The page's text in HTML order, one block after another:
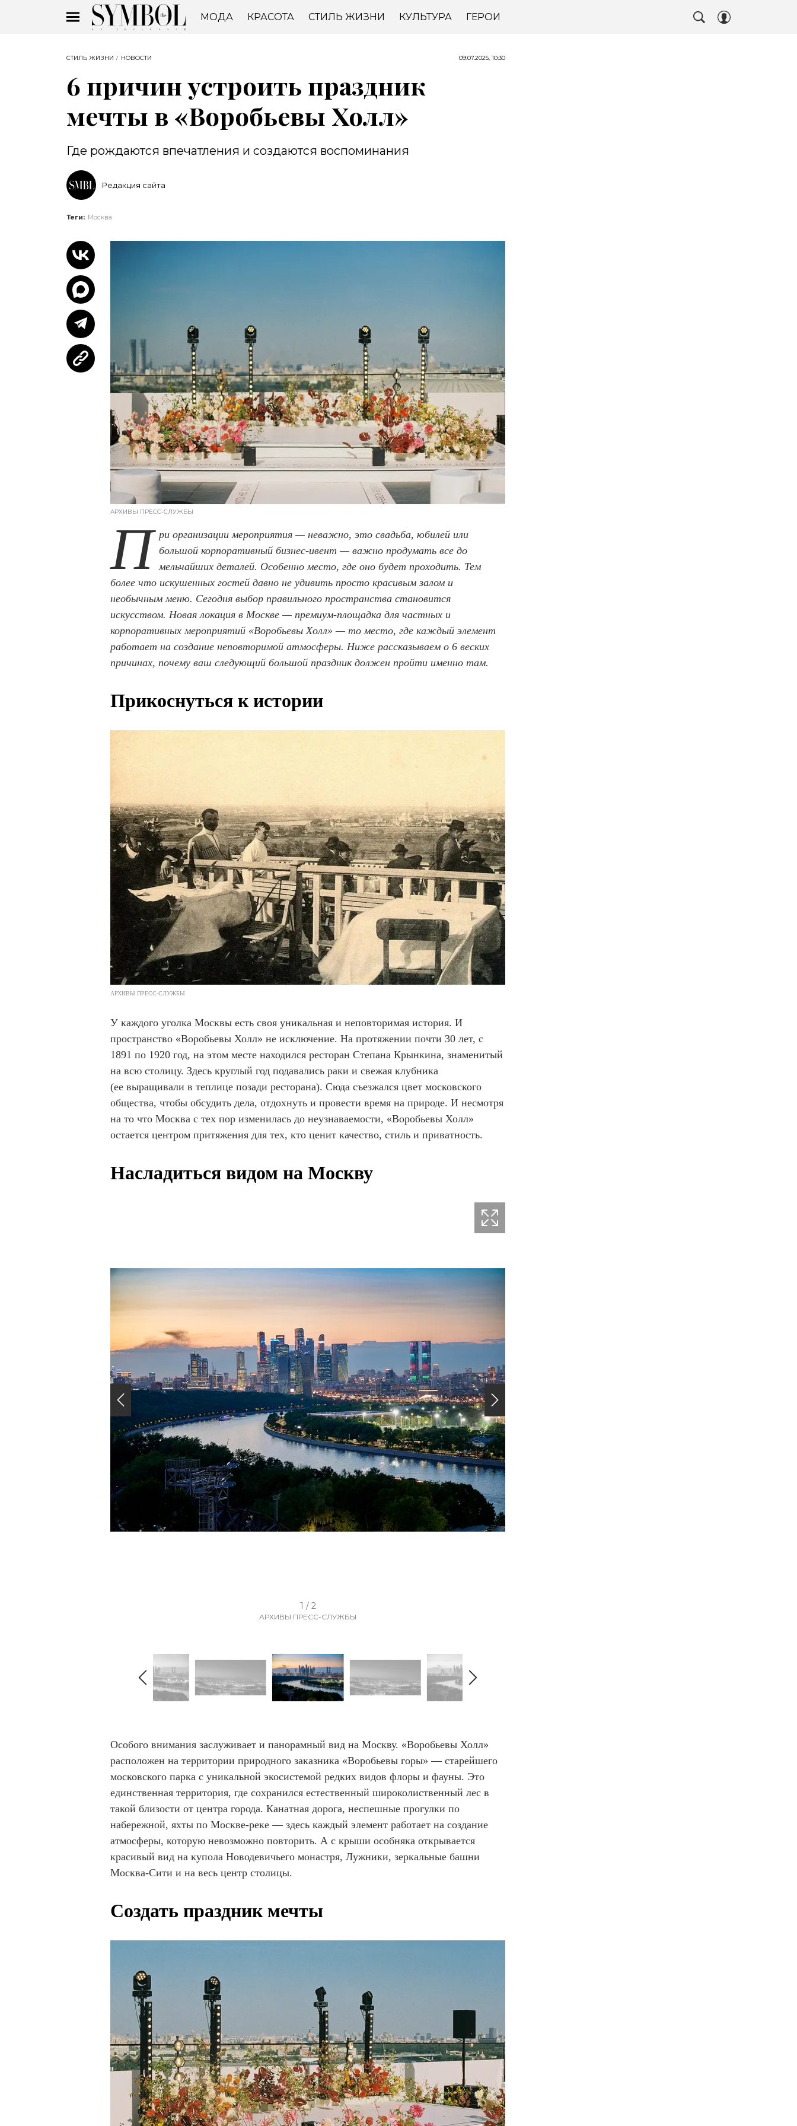
МОДА КРАСОТА СТИЛЬ ЖИЗНИ КУЛЬТУРА ГЕРОИ
СТИЛЬ ЖИЗНИ НОВОСТИ 09.07.2025, 10:30
6 причин устроить праздник
мечты в «Воробьевы Холл»
Где рождаются впечатления и создаются воспоминания
Редакция сайта
Теги: Москва
АРХИВЫ ПРЕСС-СЛУЖБЫ
П ри организации мероприятия — неважно, это свадьба, юбилей или
большой корпоративный бизнес-ивент — важно продумать все до
мельчайших деталей. Особенно место, где оно будет проходить. Тем
более что искушенных гостей давно не удивить просто красивым залом и
необычным меню. Сегодня выбор правильного пространства становится
искусством. Новая локация в Москве — премиум-площадка для частных и
корпоративных мероприятий «Воробьевы Холл» — то место, где каждый элемент
работает на создание неповторимой атмосферы. Ниже рассказываем о 6 веских
причинах, почему ваш следующий большой праздник должен пройти именно там.
Прикоснуться к истории
АРХИВЫ ПРЕСС-СЛУЖБЫ
У каждого уголка Москвы есть своя уникальная и неповторимая история. И
пространство «Воробьевы Холл» не исключение. На протяжении почти 30 лет, с
1891 по 1920 год, на этом месте находился ресторан Степана Крынкина, знаменитый
на всю столицу. Здесь круглый год подавались раки и свежая клубника
(ее выращивали в теплице позади ресторана). Сюда съезжался цвет московского
общества, чтобы обсудить дела, отдохнуть и провести время на природе. И несмотря
на то что Москва с тех пор изменилась до неузнаваемости, «Воробьевы Холл»
остается центром притяжения для тех, кто ценит качество, стиль и приватность.
Насладиться видом на Москву
1 / 2
АРХИВЫ ПРЕСС-СЛУЖБЫ
Особого внимания заслуживает и панорамный вид на Москву. «Воробьевы Холл»
расположен на территории природного заказника «Воробьевы горы» — старейшего
московского парка с уникальной экосистемой редких видов флоры и фауны. Это
единственная территория, где сохранился естественный широколиственный лес в
такой близости от центра города. Канатная дорога, неспешные прогулки по
набережной, яхты по Москве-реке — здесь каждый элемент работает на создание
атмосферы, которую невозможно повторить. А с крыши особняка открывается
красивый вид на купола Новодевичьего монастря, Лужники, зеркальные башни
Москва-Сити и на весь центр столицы.
Создать праздник мечты